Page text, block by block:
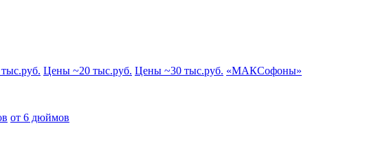
Цены ~20 тыс.руб. Цены ~30 тыс.руб. «МАКСофоны»
от 6 дюймов